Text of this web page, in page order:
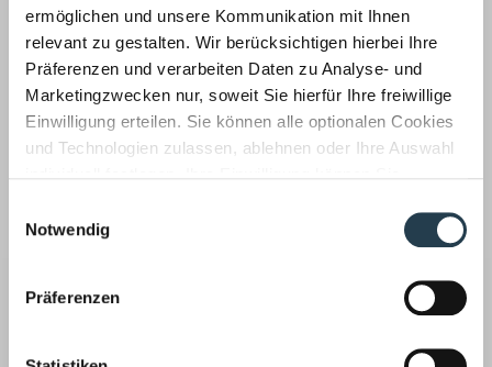
ermöglichen und unsere Kommunikation mit Ihnen
relevant zu gestalten. Wir berücksichtigen hierbei Ihre
Präferenzen und verarbeiten Daten zu Analyse- und
Marketingzwecken nur, soweit Sie hierfür Ihre freiwillige
Einwilligung erteilen. Sie können alle optionalen Cookies
und Technologien zulassen, ablehnen oder Ihre Auswahl
Informationen zu von uns und Drittanbietern eingesetzten
Technologien sowie zum Widerruf finden Sie in unserer
Notwendig
Präferenzen
Unsere Wirtschaftsprüfer prüfen auch Ihren
Jahresabschluss, implementieren Risikofrüherkennungs-